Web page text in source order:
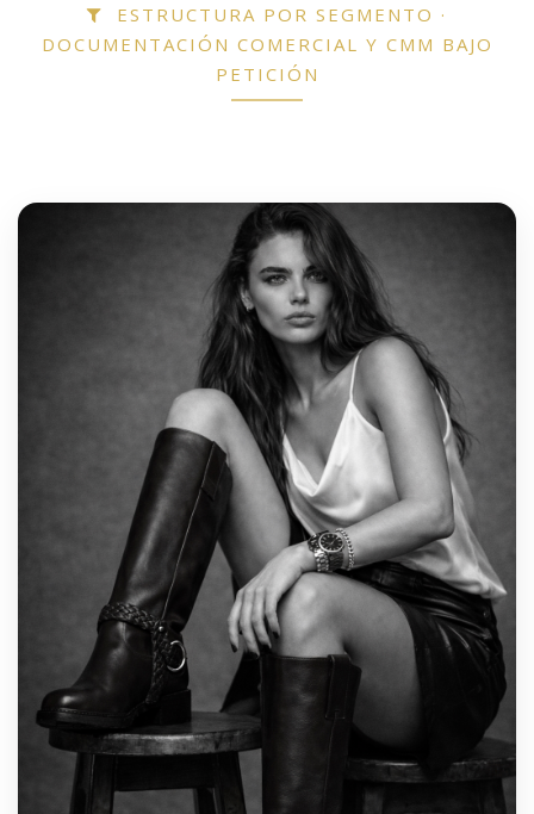
ESTRUCTURA POR SEGMENTO ·
DOCUMENTACIÓN COMERCIAL Y CMM BAJO
PETICIÓN